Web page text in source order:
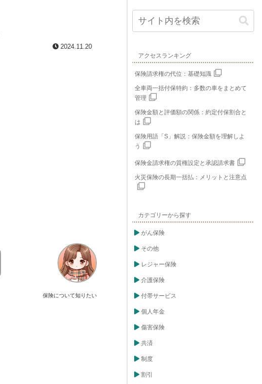
2024.11.20
保険について知りたい
アクセスランキング
保険請求権の代位：基礎知識
全車両一括付保特約：多数の車をまとめて
管理
保険金額と評価額の関係：約定付保割合と
は
保険用語「S」解説：保険金額を理解しよ
う
保険金請求権の質権設定と承認請求書
火災保険の長期一括払：メリットと注意点
カテゴリーから探す
がん保険
その他
レジャー保険
介護保険
付帯サービス
個人年金
傷害保険
共済
制度
割引